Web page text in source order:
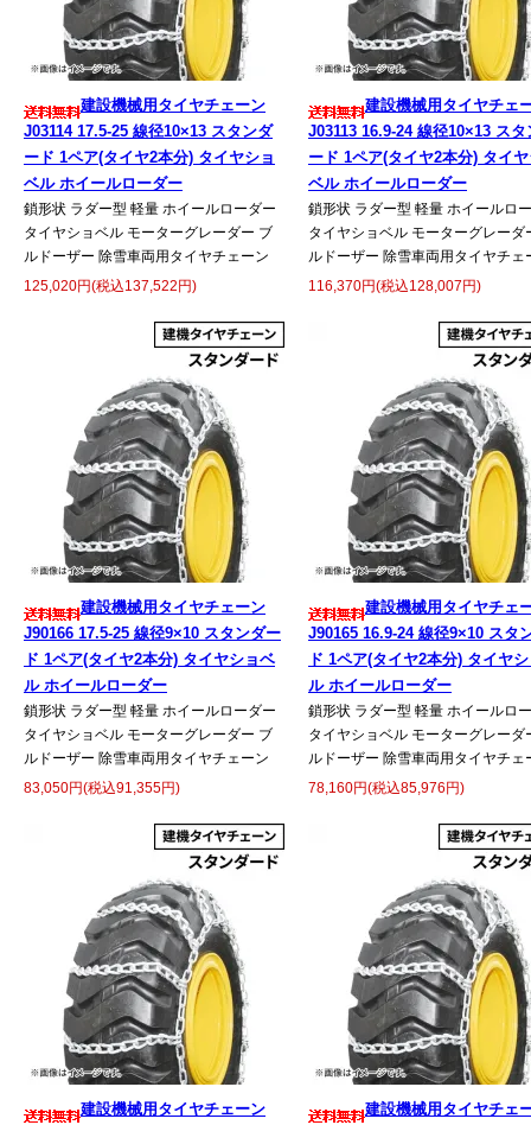
建設機械用タイヤチェーン
J03114 17.5-25 線径10×13 スタンダ
ード 1ペア(タイヤ2本分) タイヤショ
ベル ホイールローダー
鎖形状 ラダー型 軽量 ホイールローダー
タイヤショベル モーターグレーダー ブ
ルドーザー 除雪車両用タイヤチェーン
125,020円(税込137,522円)
建設機械用タイヤチェ
J03113 16.9-24 線径10×13 スタ
ード 1ペア(タイヤ2本分) タイ
ベル ホイールローダー
鎖形状 ラダー型 軽量 ホイールロ
タイヤショベル モーターグレーダ
ルドーザー 除雪車両用タイヤチェ
116,370円(税込128,007円)
建設機械用タイヤチェーン
J90166 17.5-25 線径9×10 スタンダー
ド 1ペア(タイヤ2本分) タイヤショベ
ル ホイールローダー
鎖形状 ラダー型 軽量 ホイールローダー
タイヤショベル モーターグレーダー ブ
ルドーザー 除雪車両用タイヤチェーン
83,050円(税込91,355円)
建設機械用タイヤチェ
J90165 16.9-24 線径9×10 スタ
ド 1ペア(タイヤ2本分) タイヤ
ル ホイールローダー
鎖形状 ラダー型 軽量 ホイールロ
タイヤショベル モーターグレーダ
ルドーザー 除雪車両用タイヤチェ
78,160円(税込85,976円)
建設機械用タイヤチェーン
建設機械用タイヤチェ